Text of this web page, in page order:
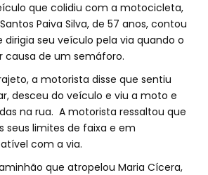
que colidiu com a motocicleta,
Paiva Silva, de 57 anos, contou
dirigia seu veículo pela via quando o
causa de um semáforo.
a motorista disse que sentiu
desceu do veículo e viu a moto e
na rua. A motorista ressaltou que
seus limites de faixa e em
com a via.
que atropelou Maria Cícera,